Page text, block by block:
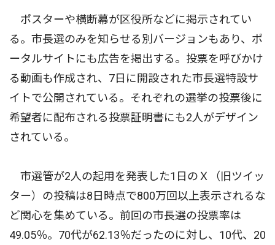
ポスターや横断幕が区役所などに掲示されてい
る。市長選のみを知らせる別バージョンもあり、ポ
ータルサイトにも広告を掲出する。投票を呼びかけ
る動画も作成され、7日に開設された市長選特設サ
イトで公開されている。それぞれの選挙の投票後に
希望者に配布される投票証明書にも2人がデザイン
されている。
市選管が2人の起用を発表した1日のＸ（旧ツイッ
ター）の投稿は8日時点で800万回以上表示されるな
ど関心を集めている。前回の市長選の投票率は
49.05％。70代が62.13％だったのに対し、10代、20